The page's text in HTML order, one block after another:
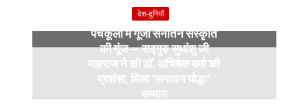
9 months ago
देश-दुनियाँ
पंचकूला में गूंजी सनातन संस्कृति
की गूंज — सद्गुरु सुधांशु जी
महाराज ने की डॉ. अभिषेक वर्मा की
प्रशंसा, मिला ‘सनातन योद्धा’
सम्मान